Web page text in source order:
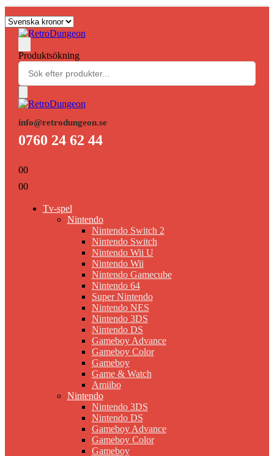
Produktsökning
info@retrodungeon.se
0760 24 62 44
00
00
Tv-spel
Nintendo
Nintendo Switch 2
Nintendo Switch
Nintendo Wii U
Nintendo Wii
Nintendo Gamecube
Nintendo 64
Super Nintendo
Nintendo NES
Nintendo 3DS
Nintendo DS
Gameboy Advance
Gameboy Color
Gameboy
Game & Watch
Amiibo
Nintendo
Nintendo 3DS
Nintendo DS
Gameboy Advance
Gameboy Color
Gameboy